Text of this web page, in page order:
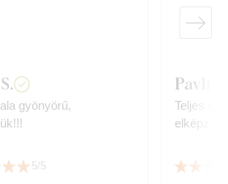
gyönyörű,
5/5
Teljes